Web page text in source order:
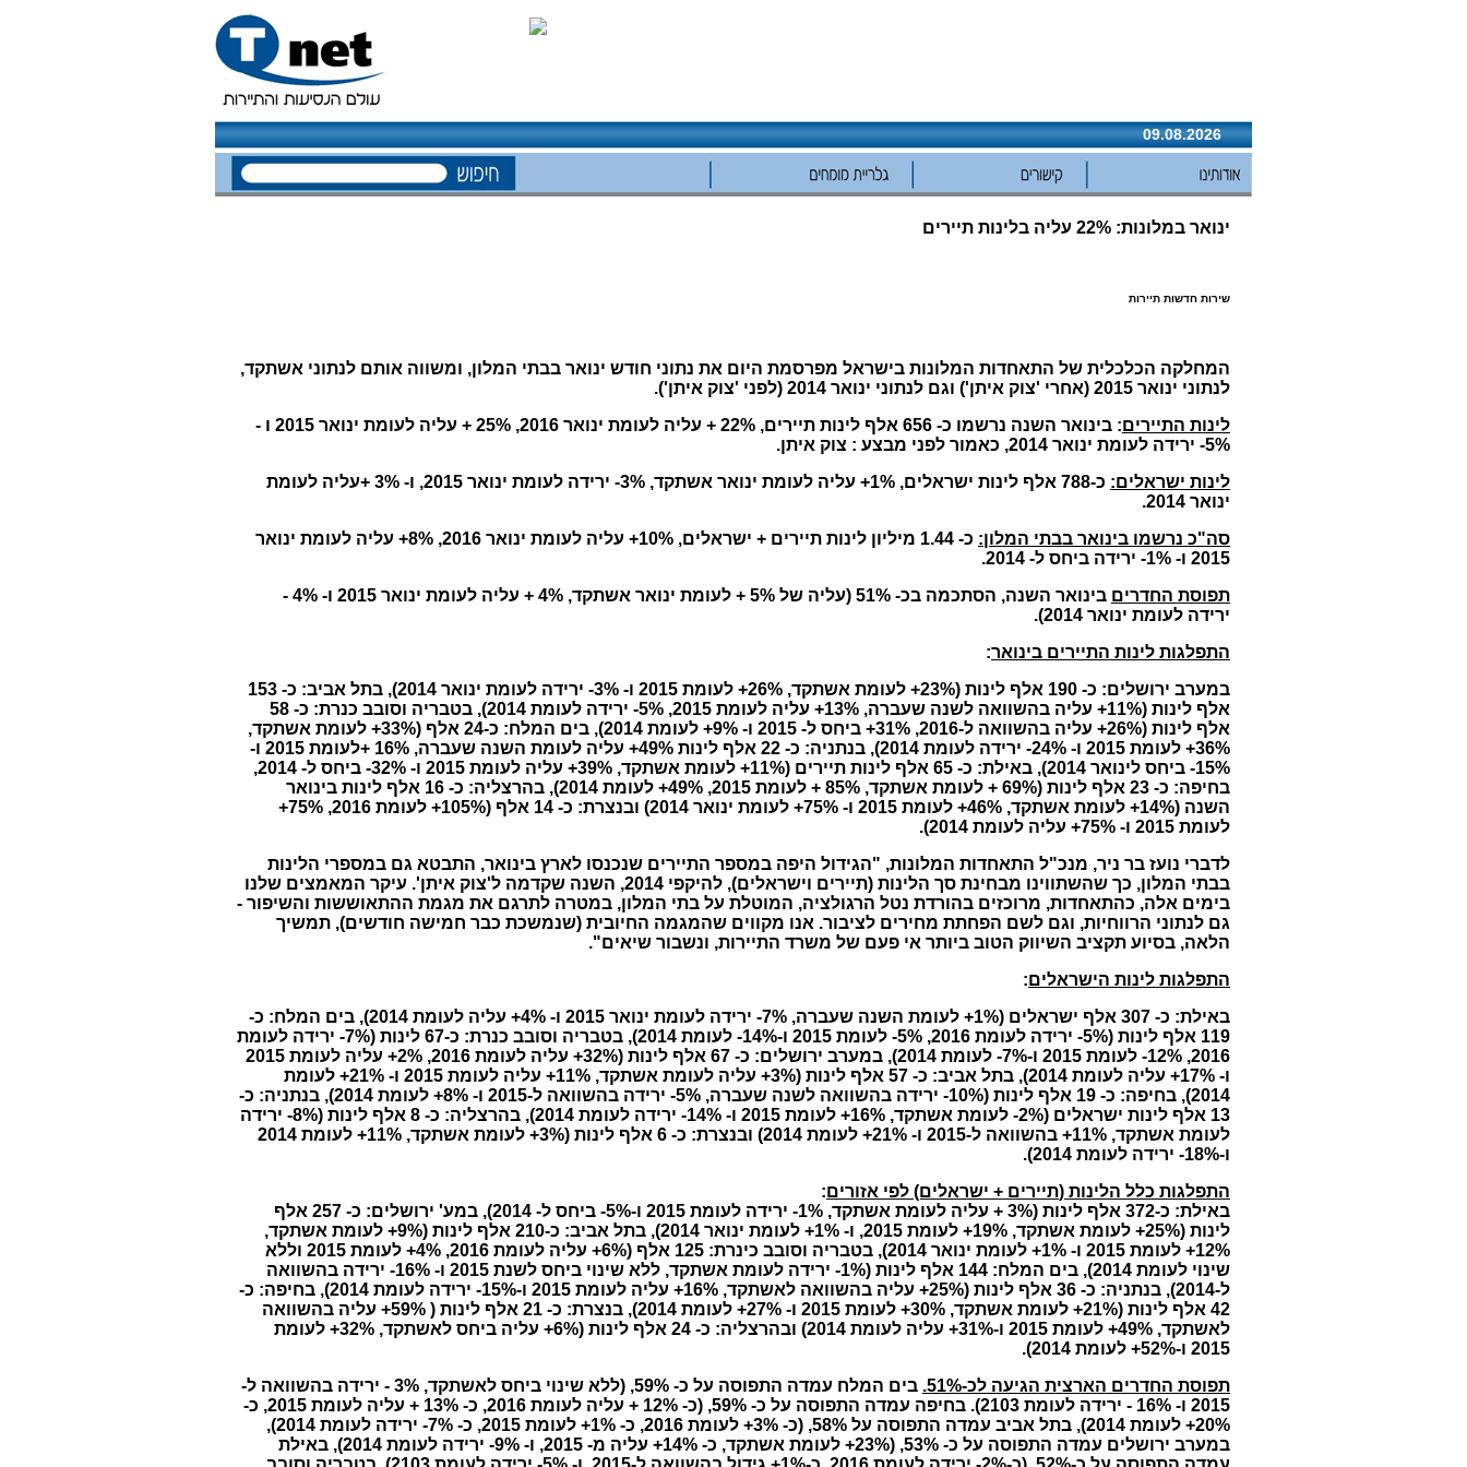
09.08.2026
ינואר במלונות: 22% עליה בלינות תיירים
שירות חדשות תיירות
המחלקה הכלכלית של התאחדות המלונות בישראל מפרסמת היום את נתוני חודש ינואר בבתי המלון, ומשווה אותם לנתוני אשתקד,
לנתוני ינואר 2015 (אחרי 'צוק איתן') וגם לנתוני ינואר 2014 (לפני 'צוק איתן').
לינות התיירים
: בינואר השנה נרשמו כ- 656 אלף לינות תיירים, 22% + עליה לעומת ינואר 2016, 25% + עליה לעומת ינואר 2015 ו -
5%- ירידה לעומת ינואר 2014, כאמור לפני מבצע : צוק איתן.
לינות ישראלים:
כ-788 אלף לינות ישראלים, 1%+ עליה לעומת ינואר אשתקד, 3%- ירידה לעומת ינואר 2015, ו- 3% +עליה לעומת
ינואר 2014.
סה"כ נרשמו בינואר בבתי המלון: כ- 1.44 מיליון לינות תיירים + ישראלים
, 10%+ עליה לעומת ינואר 2016, 8%+ עליה לעומת ינואר
2015 ו- 1%- ירידה ביחס ל- 2014.
תפוסת החדרים
בינואר השנה, הסתכמה בכ- 51% (עליה של 5% + לעומת ינואר אשתקד, 4% + עליה לעומת ינואר 2015 ו- 4% -
ירידה לעומת ינואר 2014).
התפלגות לינות התיירים בינואר:
במערב ירושלים: כ- 190 אלף לינות (23%+ לעומת אשתקד, 26%+ לעומת 2015 ו- 3%- ירידה לעומת ינואר 2014), בתל אביב: כ- 153
אלף לינות (11%+ עליה בהשוואה לשנה שעברה, 13%+ עליה לעומת 2015, 5%- ירידה לעומת 2014), בטבריה וסובב כנרת: כ- 58
אלף לינות (26%+ עליה בהשוואה ל-2016, 31%+ ביחס ל- 2015 ו- 9%+ לעומת 2014), בים המלח: כ-24 אלף (33%+ לעומת אשתקד,
36%+ לעומת 2015 ו- 24%- ירידה לעומת 2014), בנתניה: כ- 22 אלף לינות 49%+ עליה לעומת השנה שעברה, 16% +לעומת 2015 ו-
15%- ביחס לינואר 2014), באילת: כ- 65 אלף לינות תיירים (11%+ לעומת אשתקד, 39%+ עליה לעומת 2015 ו- 32%- ביחס ל- 2014,
בחיפה: כ- 23 אלף לינות (69% + לעומת אשתקד, 85% + לעומת 2015, 49%+ לעומת 2014), בהרצליה: כ- 16 אלף לינות בינואר
השנה (14%+ לעומת אשתקד, 46%+ לעומת 2015 ו- 75%+ לעומת ינואר 2014) ובנצרת: כ- 14 אלף (105%+ לעומת 2016, 75%+
לעומת 2015 ו- 75%+ עליה לעומת 2014).
לדברי נועז בר ניר, מנכ"ל התאחדות המלונות, "הגידול היפה במספר התיירים שנכנסו לארץ בינואר, התבטא גם במספרי הלינות
בבתי המלון, כך שהשתווינו מבחינת סך הלינות (תיירים וישראלים), להיקפי 2014, השנה שקדמה ל'צוק איתן'. עיקר המאמצים שלנו
בימים אלה, כהתאחדות, מרוכזים בהורדת נטל הרגולציה, המוטלת על בתי המלון, במטרה לתרגם את מגמת ההתאוששות והשיפור -
גם לנתוני הרווחיות, וגם לשם הפחתת מחירים לציבור. אנו מקווים שהמגמה החיובית (שנמשכת כבר חמישה חודשים), תמשיך
הלאה, בסיוע תקציב השיווק הטוב ביותר אי פעם של משרד התיירות, ונשבור שיאים".
התפלגות לינות הישראלים:
באילת: כ- 307 אלף ישראלים (1%+ לעומת השנה שעברה, 7%- ירידה לעומת ינואר 2015 ו- 4%+ עליה לעומת 2014), בים המלח: כ-
119 אלף לינות (5%- ירידה לעומת 2016, 5%- לעומת 2015 ו-14%- לעומת 2014), בטבריה וסובב כנרת: כ-67 לינות (7%- ירידה לעומת
2016, 12%- לעומת 2015 ו-7%- לעומת 2014), במערב ירושלים: כ- 67 אלף לינות (32%+ עליה לעומת 2016, 2%+ עליה לעומת 2015
ו- 17%+ עליה לעומת 2014), בתל אביב: כ- 57 אלף לינות (3%+ עליה לעומת אשתקד, 11%+ עליה לעומת 2015 ו- 21%+ לעומת
2014), בחיפה: כ- 19 אלף לינות (10%- ירידה בהשוואה לשנה שעברה, 5%- ירידה בהשוואה ל-2015 ו- 8%+ לעומת 2014), בנתניה: כ-
13 אלף לינות ישראלים (2%- לעומת אשתקד, 16%+ לעומת 2015 ו- 14%- ירידה לעומת 2014), בהרצליה: כ- 8 אלף לינות (8%- ירידה
לעומת אשתקד, 11%+ בהשוואה ל-2015 ו- 21%+ לעומת 2014) ובנצרת: כ- 6 אלף לינות (3%+ לעומת אשתקד, 11%+ לעומת 2014
ו-18%- ירידה לעומת 2014).
התפלגות כלל הלינות (תיירים + ישראלים) לפי אזורים:
באילת: כ-372 אלף לינות (3% + עליה לעומת אשתקד, 1%- ירידה לעומת 2015 ו-5%- ביחס ל- 2014), במע' ירושלים: כ- 257 אלף
לינות (25%+ לעומת אשתקד, 19%+ לעומת 2015, ו- 1%+ לעומת ינואר 2014), בתל אביב: כ-210 אלף לינות (9%+ לעומת אשתקד,
12%+ לעומת 2015 ו- 1%+ לעומת ינואר 2014), בטבריה וסובב כינרת: 125 אלף (6%+ עליה לעומת 2016, 4%+ לעומת 2015 וללא
שינוי לעומת 2014), בים המלח: 144 אלף לינות (1%- ירידה לעומת אשתקד, ללא שינוי ביחס לשנת 2015 ו- 16%- ירידה בהשוואה
ל-2014), בנתניה: כ- 36 אלף לינות (25%+ עליה בהשוואה לאשתקד, 16%+ עליה לעומת 2015 ו-15%- ירידה לעומת 2014), בחיפה: כ-
42 אלף לינות (21%+ לעומת אשתקד, 30%+ לעומת 2015 ו- 27%+ לעומת 2014), בנצרת: כ- 21 אלף לינות ( 59%+ עליה בהשוואה
לאשתקד, 49%+ לעומת 2015 ו-31%+ עליה לעומת 2014) ובהרצליה: כ- 24 אלף לינות (6%+ עליה ביחס לאשתקד, 32%+ לעומת
2015 ו-52%+ לעומת 2014).
תפוסת החדרים הארצית הגיעה לכ-51%.
בים המלח עמדה התפוסה על כ- 59%, (ללא שינוי ביחס לאשתקד, 3% - ירידה בהשוואה ל-
2015 ו- 16% - ירידה לעומת 2103). בחיפה עמדה התפוסה על כ- 59%, (כ- 12% + עליה לעומת 2016, כ- 13% + עליה לעומת 2015, כ-
20%+ לעומת 2014), בתל אביב עמדה התפוסה על 58%, (כ- 3%+ לעומת 2016, כ- 1%+ לעומת 2015, כ- 7%- ירידה לעומת 2014),
במערב ירושלים עמדה התפוסה על כ- 53%, (23%+ לעומת אשתקד, כ- 14%+ עליה מ- 2015, ו- 9%- ירידה לעומת 2014), באילת